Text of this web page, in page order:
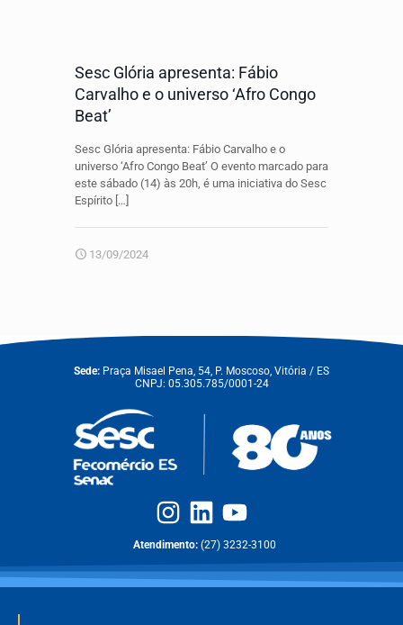
Sesc Glória apresenta: Fábio
Carvalho e o universo ‘Afro Congo
Beat’
Sesc Glória apresenta: Fábio Carvalho e o
universo ‘Afro Congo Beat’ O evento marcado para
este sábado (14) às 20h, é uma iniciativa do Sesc
Espírito […]
13/09/2024
Sede: Praça Misael Pena, 54, P. Moscoso, Vitória / ES
CNPJ: 05.305.785/0001-24
Atendimento: (27) 3232-3100